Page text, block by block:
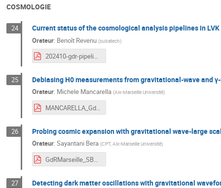
COSMOLOGIE
24 Current status of the cosmological analysis pipelines in LVK
Orateur: Benoît Revenu (subatech)
202410-gdr-pipelines.pdf
25 Debiasing H0 measurements from gravitational-wave and
Orateur: Michele Mancarella (Aix-Marseille Université)
MANCARELLA_GdR.pdf
26 Probing cosmic expansion with gravitational wave-large
Orateur: Sayantani Bera (CPT, Aix-Marseille Université)
GdRMarseille_SBera.pdf
27 Detecting dark matter oscillations with gravitational